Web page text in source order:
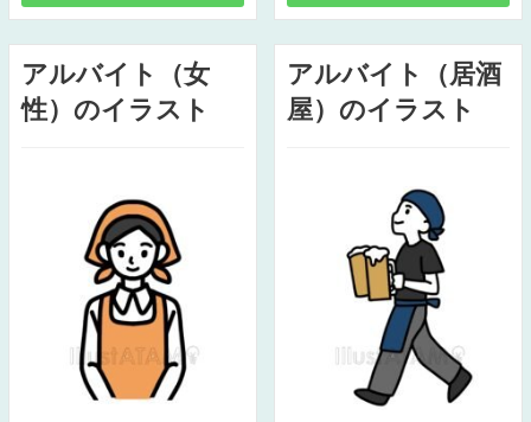
アルバイト（女
性）のイラスト
アルバイト（居酒
屋）のイラスト